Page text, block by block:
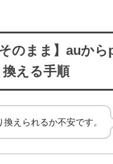
のまま】auから
える手順
換えられるか不安です。